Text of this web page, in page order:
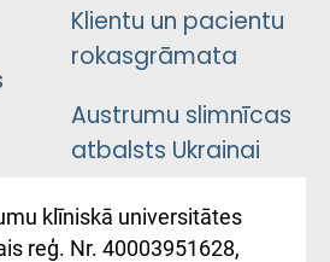
Klientu un pacientu
rokasgrāmata
Austrumu slimnīcas
atbalsts Ukrainai
Підтримка Східної
лікарні та співпраця з
klīniskā universitātes
reģ. Nr. 40003951628,